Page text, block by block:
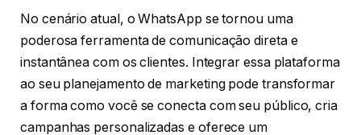
No cenário atual, o WhatsApp se tornou uma
poderosa ferramenta de comunicação direta e
instantânea com os clientes. Integrar essa plataforma
ao seu planejamento de marketing pode transformar
a forma como você se conecta com seu público, cria
campanhas personalizadas e oferece um